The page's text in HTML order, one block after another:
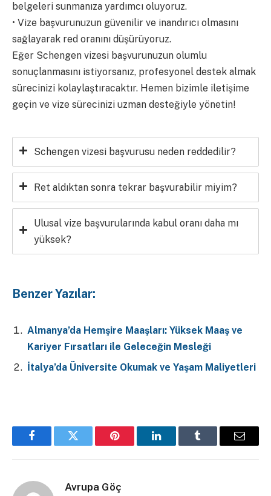
belgeleri sunmanıza yardımcı oluyoruz.
• Vize başvurunuzun güvenilir ve inandırıcı olmasını
sağlayarak red oranını düşürüyoruz.
Eğer Schengen vizesi başvurunuzun olumlu
sonuçlanmasını istiyorsanız, profesyonel destek almak
sürecinizi kolaylaştıracaktır. Hemen bizimle iletişime
geçin ve vize sürecinizi uzman desteğiyle yönetin!
Schengen vizesi başvurusu neden reddedilir?
Ret aldıktan sonra tekrar başvurabilir miyim?
Ulusal vize başvurularında kabul oranı daha mı
yüksek?
Benzer Yazılar:
Almanya’da Hemşire Maaşları: Yüksek Maaş ve
Kariyer Fırsatları ile Geleceğin Mesleği
İtalya’da Üniversite Okumak ve Yaşam Maliyetleri
FacebookTwitter Pinterest LinkedInTumblr Email
Avrupa Göç